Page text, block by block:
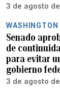
3 de agosto
WASHINGTON
Senado
de
para evitar
gobierno
3 de agosto